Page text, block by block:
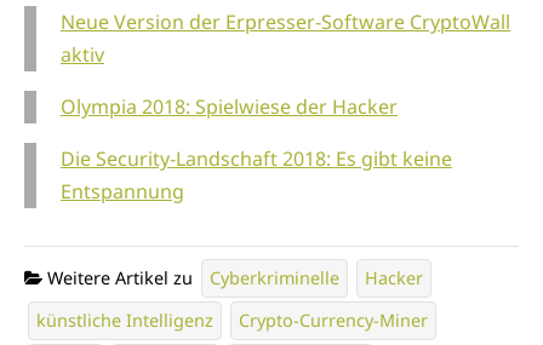
Neue Version der Erpresser-Software CryptoWall
aktiv
Olympia 2018: Spielwiese der Hacker
Die Security-Landschaft 2018: Es gibt keine
Entspannung
Weitere Artikel zu Cyberkriminelle
Hacker
künstliche Intelligenz
Crypto-Currency-Miner